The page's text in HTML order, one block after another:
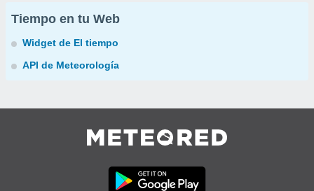
Tiempo en tu Web
Widget de El tiempo
API de Meteorología